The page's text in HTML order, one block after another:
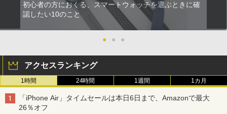
初心者の方におくる、スマートウォッチを選ぶときに確
認したい10のこと
● ● ●
アクセスランキング
1時間 24時間 1週間 1カ月
「iPhone Air」タイムセールは本日6日まで、Amazonで最大
26％オフ